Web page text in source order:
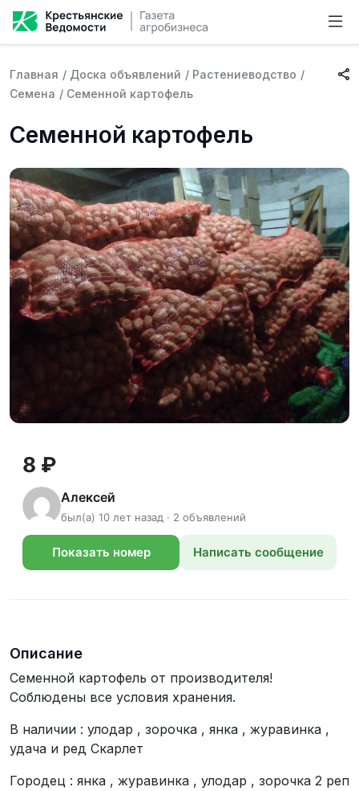
Главная / Доска объявлений / Растениеводство /
Семена / Семенной картофель
Семенной картофель
8 ₽
Алексей
был(а) 10 лет назад · 2 объявлений
Показать номер Написать сообщение
Описание
Семенной картофель от производителя!
Соблюдены все условия хранения.
В наличии : улодар , зорочка , янка , журавинка ,
удача и ред Скарлет
Городец : янка , журавинка , улодар , зорочка 2 реп